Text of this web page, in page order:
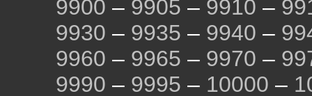
9900 – 9905 – 9910 –
9930 – 9935 – 9940 –
9960 – 9965 – 9970 –
9990 – 9995 – 10000 –